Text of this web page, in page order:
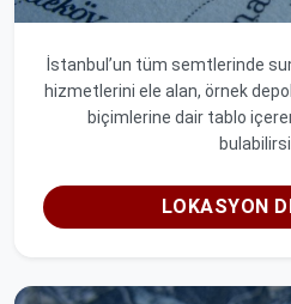
İstanbul’un tüm semtlerinde
hizmetlerini ele alan, örnek
biçimlerine dair tablo
LOKASYON